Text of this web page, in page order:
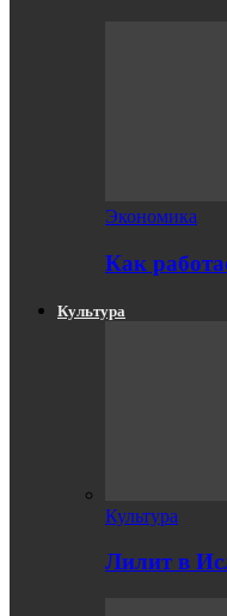
Экономика
Как
Культура
Культура
Лилит в